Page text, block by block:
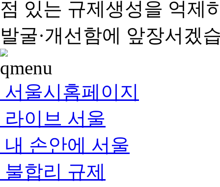
점 있는 규제생성을 억제
발굴·개선함에 앞장서겠
서울시홈페이지
라이브 서울
내 손안에 서울
불합리 규제